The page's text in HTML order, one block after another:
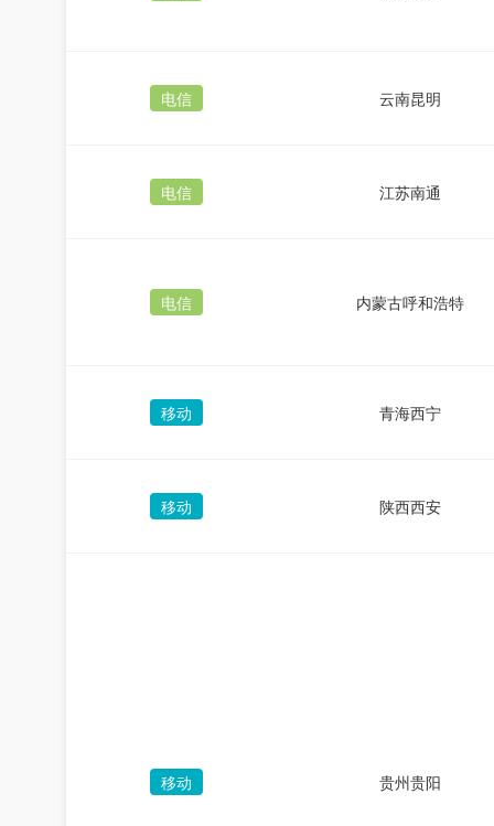
电信 云南昆明
电信 江苏南通
电信 内蒙古呼和浩特
移动 青海西宁
移动 陕西西安
移动 贵州贵阳